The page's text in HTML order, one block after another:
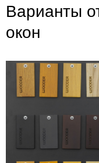
Варианты
окон